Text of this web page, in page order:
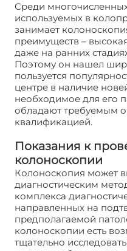
Среди
используемых в
занимает
преимуществ –
даже на ранних
Поэтому он нашел
пользуется
центре в наличие
необходимое для его
обладают требуемым
квалификацией.
Показания к
колоноскопии
Колоноскопия может
диагностическим
комплекса
направленных на
предполагаемой
колоноскопии есть
тщательно